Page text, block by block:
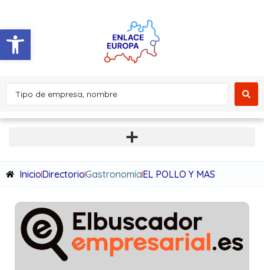
Abrir barra de herramientas
InicioDirectorioGastronomíaEL POLLO Y MAS